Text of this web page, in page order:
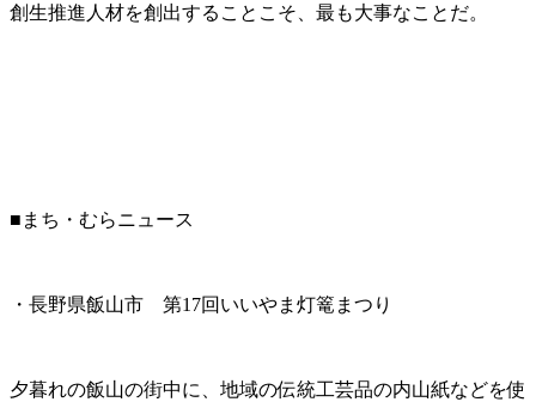
創生推進人材を創出することこそ、最も大事なことだ。
■まち・むらニュース
・長野県飯山市 第17回いいやま灯篭まつり
夕暮れの飯山の街中に、地域の伝統工芸品の内山紙などを使